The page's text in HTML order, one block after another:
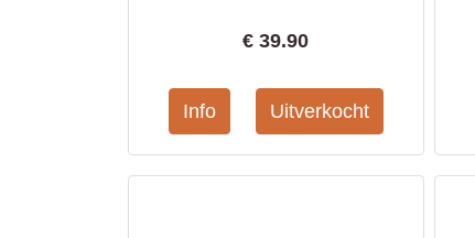
€39.90